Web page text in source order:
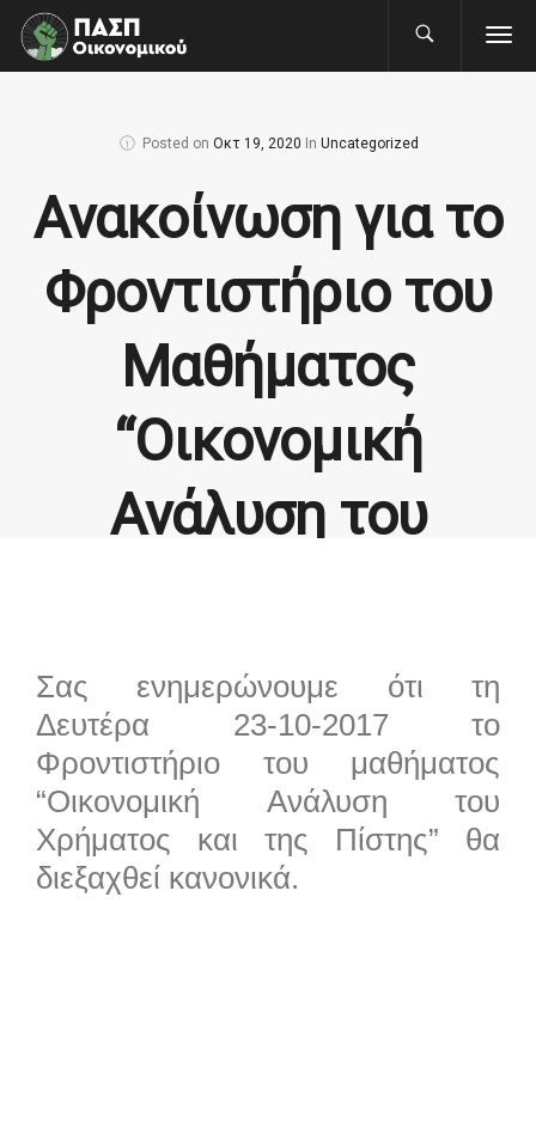
Posted on Οκτ 19, 2020 In Uncategorized
Ανακοίνωση για το
Φροντιστήριο του
Μαθήματος
“Οικονομική
Ανάλυση του
Πίστης”
by admin
Σας ενημερώνουμε ότι τη
Δευτέρα 23-10-2017 το
Φροντιστήριο του μαθήματος
“Οικονομική Ανάλυση του
Χρήματος και της Πίστης” θα
διεξαχθεί κανονικά.